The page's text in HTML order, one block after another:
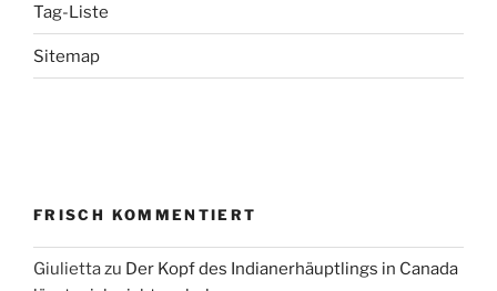
Tag-Liste
Sitemap
FRISCH KOMMENTIERT
Giuliettazu Der Kopf des Indianerhäuptlings in Canada